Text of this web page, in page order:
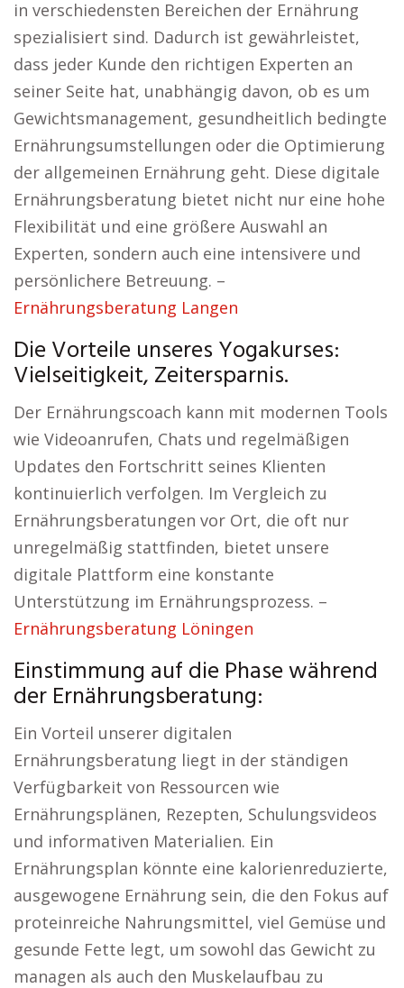
in verschiedensten Bereichen der Ernährung
spezialisiert sind. Dadurch ist gewährleistet,
dass jeder Kunde den richtigen Experten an
seiner Seite hat, unabhängig davon, ob es um
Gewichtsmanagement, gesundheitlich bedingte
Ernährungsumstellungen oder die Optimierung
der allgemeinen Ernährung geht. Diese digitale
Ernährungsberatung bietet nicht nur eine hohe
Flexibilität und eine größere Auswahl an
Experten, sondern auch eine intensivere und
persönlichere Betreuung. –
Ernährungsberatung Langen
Die Vorteile unseres Yogakurses:
Vielseitigkeit, Zeitersparnis.
Der Ernährungscoach kann mit modernen Tools
wie Videoanrufen, Chats und regelmäßigen
Updates den Fortschritt seines Klienten
kontinuierlich verfolgen. Im Vergleich zu
Ernährungsberatungen vor Ort, die oft nur
unregelmäßig stattfinden, bietet unsere
digitale Plattform eine konstante
Unterstützung im Ernährungsprozess. –
Ernährungsberatung Löningen
Einstimmung auf die Phase während
der Ernährungsberatung:
Ein Vorteil unserer digitalen
Ernährungsberatung liegt in der ständigen
Verfügbarkeit von Ressourcen wie
Ernährungsplänen, Rezepten, Schulungsvideos
und informativen Materialien. Ein
Ernährungsplan könnte eine kalorienreduzierte,
ausgewogene Ernährung sein, die den Fokus auf
proteinreiche Nahrungsmittel, viel Gemüse und
gesunde Fette legt, um sowohl das Gewicht zu
managen als auch den Muskelaufbau zu